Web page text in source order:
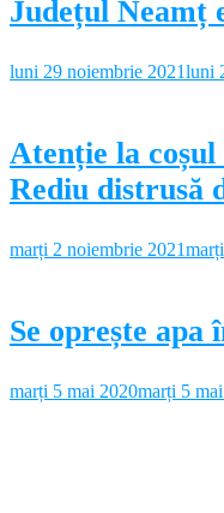
Județul Neamț
luni 29 noiembrie 2021luni
Atenție la
Rediu distrusă
marți 2 noiembrie 2021
Se oprește
marți 5 mai 2020marți 5